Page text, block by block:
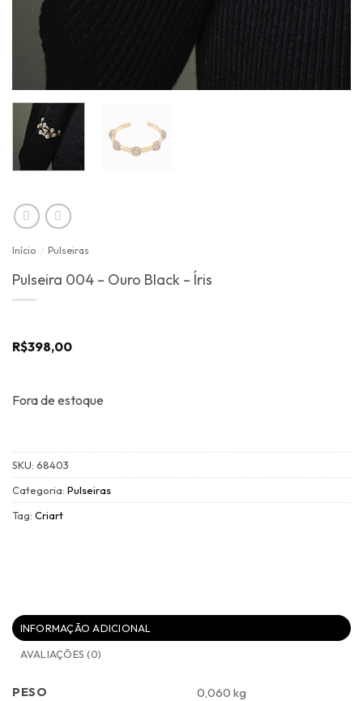
Início / Pulseiras
Pulseira 004 – Ouro Black – Íris
R$398,00
Fora de estoque
SKU: 68403
Categoria: Pulseiras
Tag: Criart
INFORMAÇÃO ADICIONAL
AVALIAÇÕES (0)
PESO
0,060 kg